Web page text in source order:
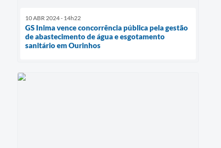
10 ABR 2024 - 14h22
GS Inima vence concorrência pública pela gestão
de abastecimento de água e esgotamento
sanitário em Ourinhos